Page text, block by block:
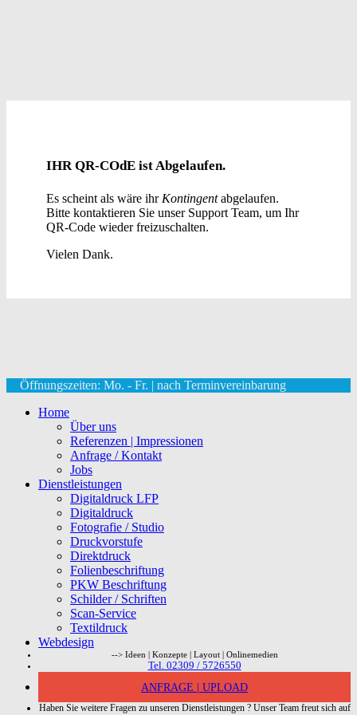
IHR QR-COdE ist Abgelaufen.
Es scheint als wäre ihr Kontingentabgelaufen.
Bitte kontaktieren Sie unser Support Team, um Ihr
QR-Code wieder freizuschalten.
Vielen Dank.
Öffnungszeiten: Mo. - Fr. | nach Terminvereinbarung
Home
Über uns
Referenzen | Impressionen
Anfrage / Kontakt
Jobs
Dienstleistungen
Digitaldruck LFP
Digitaldruck
Fotografie / Studio
Druckvorstufe
Direktdruck
Folienbeschriftung
PKW Beschriftung
Schilder / Schriften
Scan-Service
Textildruck
Webdesign
--> Ideen | Konzepte | Layout | Onlinemedien
Tel. 02309 / 5726550
ANFRAGE | UPLOAD
Haben Sie weitere Fragen zu unseren Dienstleistungen ? Unser Team freut sich auf